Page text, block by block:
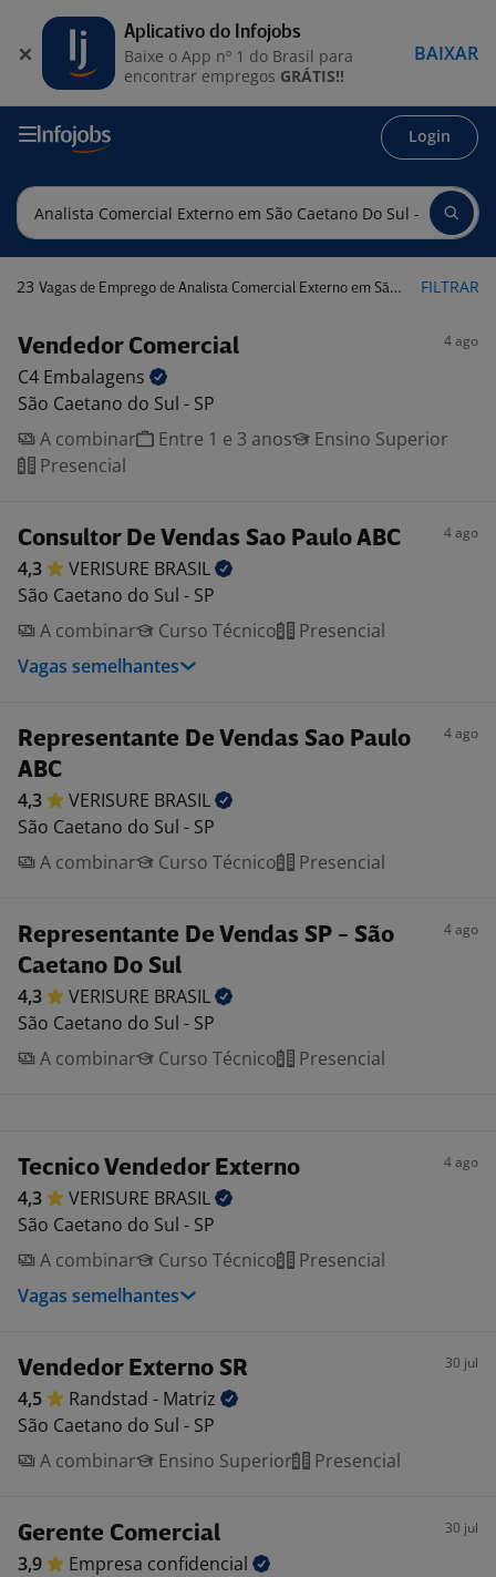
Login
23 Vagas de Emprego de Analista Comercial Externo em São Caetano do Sul - SP FILTRAR
Vendedor Comercial 4 ago
C4 Embalagens
São Caetano do Sul - SP
A combinar
Entre 1 e 3 anos
Ensino Superior
Presencial
Consultor De Vendas Sao Paulo ABC 4 ago
4,3 VERISURE BRASIL
São Caetano do Sul - SP
A combinar
Curso Técnico
Presencial
Vagas semelhantes
Representante De Vendas Sao Paulo
ABC
4 ago
4,3 VERISURE BRASIL
São Caetano do Sul - SP
A combinar
Curso Técnico Presencial
Representante De Vendas SP - São
Caetano Do Sul
4 ago
4,3 VERISURE BRASIL
São Caetano do Sul - SP
A combinar
Curso Técnico Presencial
Tecnico Vendedor Externo 4 ago
4,3 VERISURE BRASIL
São Caetano do Sul - SP
A combinar
Curso Técnico
Presencial
Vagas semelhantes
Vendedor Externo SR 30 jul
4,5 Randstad - Matriz
São Caetano do Sul - SP
A combinar
Ensino Superior Presencial
Gerente Comercial 30 jul
3,9 Empresa confidencial
Aplicativo do Infojobs
Baixe o App nº 1 do Brasil para
encontrar empregos GRÁTIS!!
BAIXAR